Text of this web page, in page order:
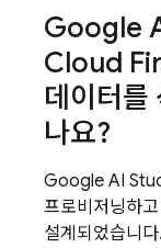
Google
Cloud
데이터를
나요?
Google AI
프로비저닝하
설계되었습니